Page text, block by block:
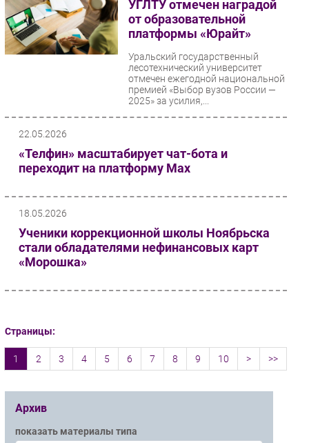
УГЛТУ отмечен наградой
от образовательной
платформы «Юрайт»
Уральский государственный
лесотехнический университет
отмечен ежегодной национальной
премией «Выбор вузов России —
2025» за усилия,...
22.05.2026
«Телфин» масштабирует чат-бота и
переходит на платформу Max
18.05.2026
Ученики коррекционной школы Ноябрьска
стали обладателями нефинансовых карт
«Морошка»
Страницы:
1 2 3 4 5 6 7 8 9 10 > >>
Архив
показать материалы типа